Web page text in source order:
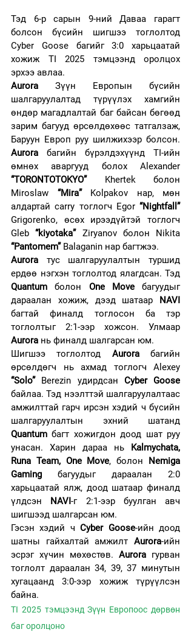
Тэд 6-р сарын 9-ний Даваа гарагт
болсон бүсийн шигшээ тоглолтод
Cyber Goose багийг 3:0 харьцаатай
хожиж TI 2025 тэмцээнд оролцох
эрхээ авлаа.
Aurora Зүүн Европын бүсийн
шалгаруулалтад түрүүлэх хамгийн
өндөр магадлалтай баг байсан бөгөөд
зарим багууд өрсөлдөхөөс татгалзаж,
Aurora багийн бүрэлдэхүүнд TI-ийн
өмнөх аваргууд болох Alexander
“TORONTOTOKYO” Khertek болон
Miroslaw “Mira” Kolpakov нар, мөн
алдартай carry тоглогч Egor “Nightfall”
Grigorenko, өсөх ирээдүйтэй тоглогч
Gleb “kiyotaka”
“Pantomem” Balaganin нар багтжээ.
Aurora тус шалгаруулалтын туршид
Quantum болон One Move багуудыг
дараалан хожиж, дээд шатаар NAVI
багтай финалд тоглосон ба тэр
Aurora нь финалд шалгарсан юм.
Шигшээ тоглолтод Aurora багийн
“Solo” Berezin удирдсан Cyber Goose
байлаа. Тэд нээлттэй шалгаруулалтаас
амжилттай гарч ирсэн хэдий ч бүсийн
Quantum багт хожигдон доод шат руу
унасан. Харин дараа нь Kalmychata,
Runa Team, One Move, болон Nemiga
Gaming багуудыг дараалан 2:0
харьцаатай ялж, доод шатаар финалд
үлдсэн NAVI-г 2:1-ээр буулган авч
шигшээд шалгарсан юм.
Гэсэн хэдий ч Cyber Goose-ийн доод
шатны гайхалтай амжилт Aurora-ийн
эсрэг хүчин мөхөстөв. Aurora гурван
тоглолт дараалан 34, 39, 37 минутын
хугацаанд 3:0-ээр хожиж түрүүлсэн
байна.
TI 2025 тэмцээнд Зүүн Европоос дөрвөн
баг оролцоно